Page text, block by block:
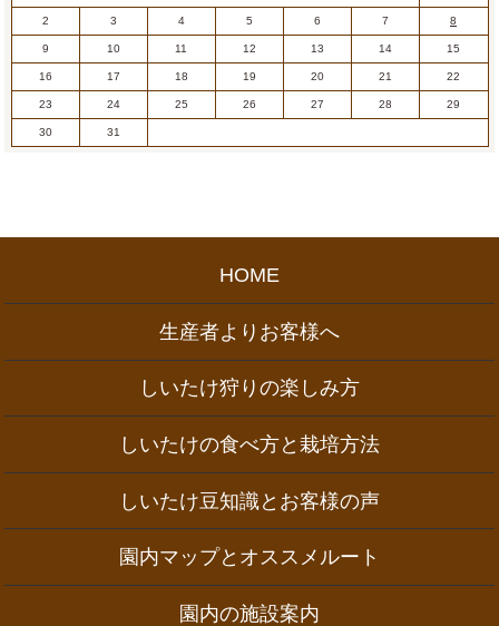
2 3 4 5 6 7 8
9 10 11 12 13 14 15
16 17 18 19 20 21 22
23 24 25 26 27 28 29
30 31
HOME
生産者よりお客様へ
しいたけ狩りの楽しみ方
しいたけの食べ方と栽培方法
しいたけ豆知識とお客様の声
園内マップとオススメルート
園内の施設案内